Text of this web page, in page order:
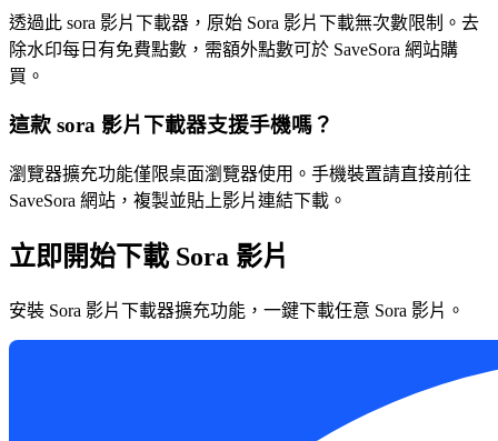
透過此 sora 影片下載器，原始 Sora 影片下載無次數限制。去
除水印每日有免費點數，需額外點數可於 SaveSora 網站購
買。
這款 sora 影片下載器支援手機嗎？
瀏覽器擴充功能僅限桌面瀏覽器使用。手機裝置請直接前往
SaveSora 網站，複製並貼上影片連結下載。
立即開始下載 Sora 影片
安裝 Sora 影片下載器擴充功能，一鍵下載任意 Sora 影片。